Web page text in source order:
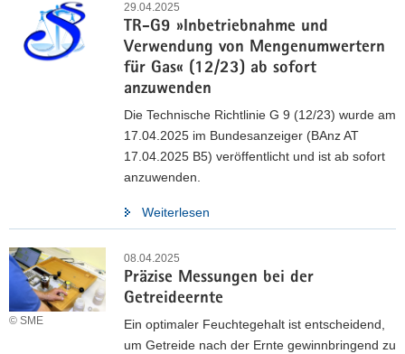
Weitere Informationen
29.04.2025
TR-G9 »Inbetriebnahme und
Verwendung von Mengenumwertern
für Gas« (12/23) ab sofort
anzuwenden
Die Technische Richtlinie G 9 (12/23) wurde am
17.04.2025 im Bundesanzeiger (BAnz AT
17.04.2025 B5) veröffentlicht und ist ab sofort
anzuwenden.
Weiterlesen
08.04.2025
Präzise Messungen bei der
Getreideernte
© SME
Ein optimaler Feuchtegehalt ist entscheidend,
um Getreide nach der Ernte gewinnbringend zu